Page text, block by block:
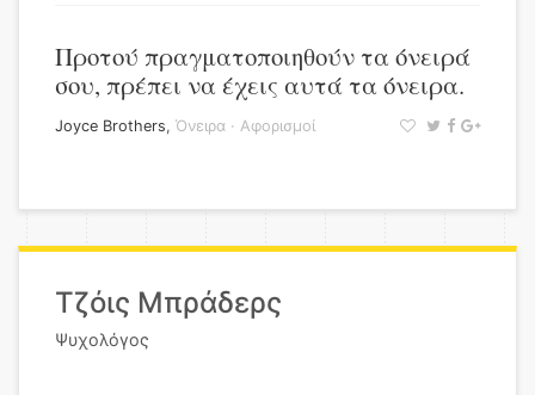
Προτού πραγματοποιηθούν τα όνειρά
σου, πρέπει να έχεις αυτά τα όνειρα.
Joyce Brothers, Όνειρα · Αφορισμοί
Τζόις Μπράδερς
Ψυχολόγος